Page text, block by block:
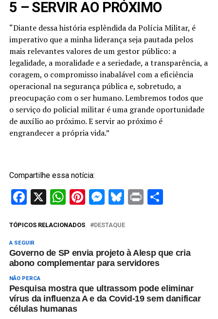
5 – SERVIR AO PRÓXIMO
“Diante dessa história esplêndida da Polícia Militar, é
imperativo que a minha liderança seja pautada pelos
mais relevantes valores de um gestor público: a
legalidade, a moralidade e a seriedade, a transparência, a
coragem, o compromisso inabalável com a eficiência
operacional na segurança pública e, sobretudo, a
preocupação com o ser humano. Lembremos todos que
o serviço do policial militar é uma grande oportunidade
de auxílio ao próximo. E servir ao próximo é
engrandecer a própria vida.”
Compartilhe essa notícia:
Facebook
X WhatsApp
Pinterest
Messenger
Bluesky
PrintShare
TÓPICOS RELACIONADOS DESTAQUE
A SEGUIR
Governo de SP envia projeto à Alesp que cria
abono complementar para servidores
NÃO PERCA
Pesquisa mostra que ultrassom pode eliminar
vírus da influenza A e da Covid-19 sem danificar
células humanas